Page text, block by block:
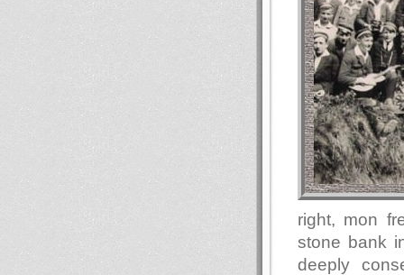
right, mon
stone bank
deeply